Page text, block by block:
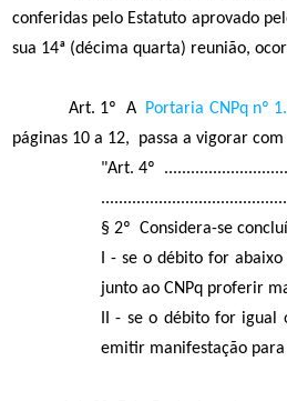
conferidas pelo Estatuto aprovado
sua 14ª (décima quarta) reunião,
Art. 1º A Portaria CNPq nº
páginas 10 a 12, passa a vigorar
"Art. 4º
§ 2º Considera-se
I - se o débito for abaixo
junto ao CNPq proferir
II - se o débito for igual
emitir manifestação para